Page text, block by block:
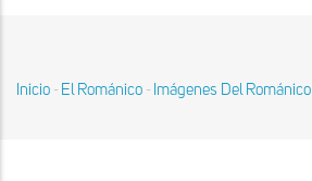
Sobrescribir
Inicio - El Románico - Imágenes Del Románico